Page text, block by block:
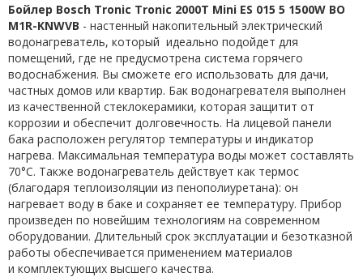
Бойлер Bosch Tronic Tronic 2000T Mini ES 015 5 1500W BO
M1R-KNWVB - настенный накопительный электрический
водонагреватель, который идеально подойдет для
помещений, где не предусмотрена система горячего
водоснабжения. Вы сможете его использовать для дачи,
частных домов или квартир. Бак водонагревателя выполнен
из качественной стеклокерамики, которая защитит от
коррозии и обеспечит долговечность. На лицевой панели
бака расположен регулятор температуры и индикатор
нагрева. Максимальная температура воды может составлять
70°С. Также водонагреватель действует как термос
(благодаря теплоизоляции из пенополиуретана): он
нагревает воду в баке и сохраняет ее температуру. Прибор
произведен по новейшим технологиям на современном
оборудовании. Длительный срок эксплуатации и безотказной
работы обеспечивается применением материалов
и комплектующих высшего качества.